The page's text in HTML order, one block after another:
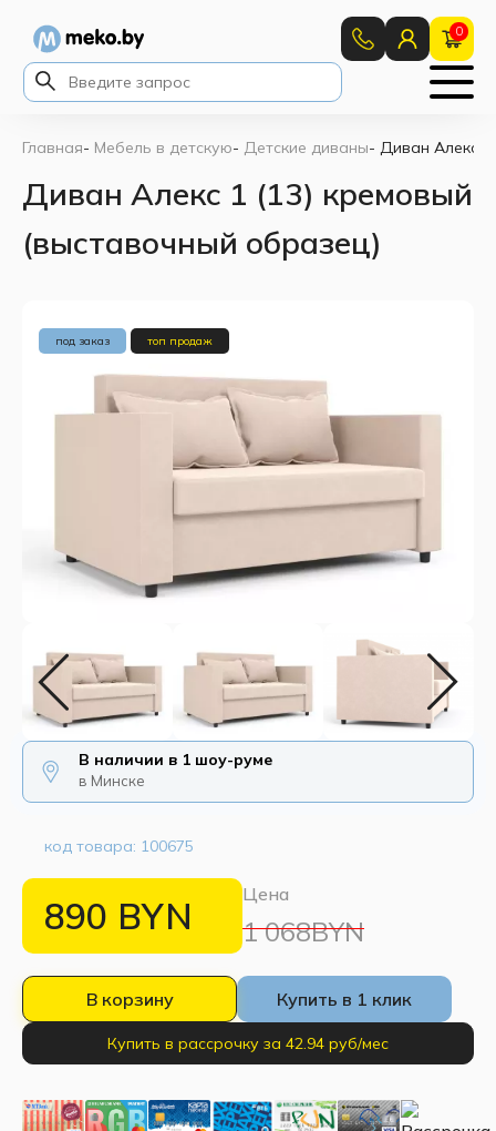
0
Главная- Мебель в детскую- Детские диваны- Диван Алекс
Диван Алекс 1 (13) кремовый
(выставочный образец)
под заказ топ продаж
В наличии в 1 шоу-руме
в Минске
код товара: 100675
890 BYN Цена
1 068BYN
В корзину Купить в 1 клик
Купить в рассрочку за 42.94 руб/мес